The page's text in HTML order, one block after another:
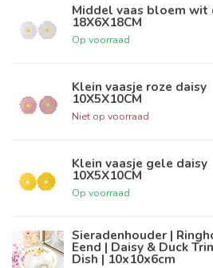
Middel vaas bloem wit
18X6X18CM
Op voorraad
Klein vaasje roze daisy
10X5X10CM
Niet op voorraad
Klein vaasje gele daisy
10X5X10CM
Op voorraad
Sieradenhouder |
Eend | Daisy & Duck
Dish | 10x10x6cm